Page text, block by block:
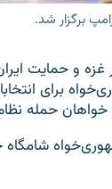
برگزار شد.
و حمایت
خواهان حمله